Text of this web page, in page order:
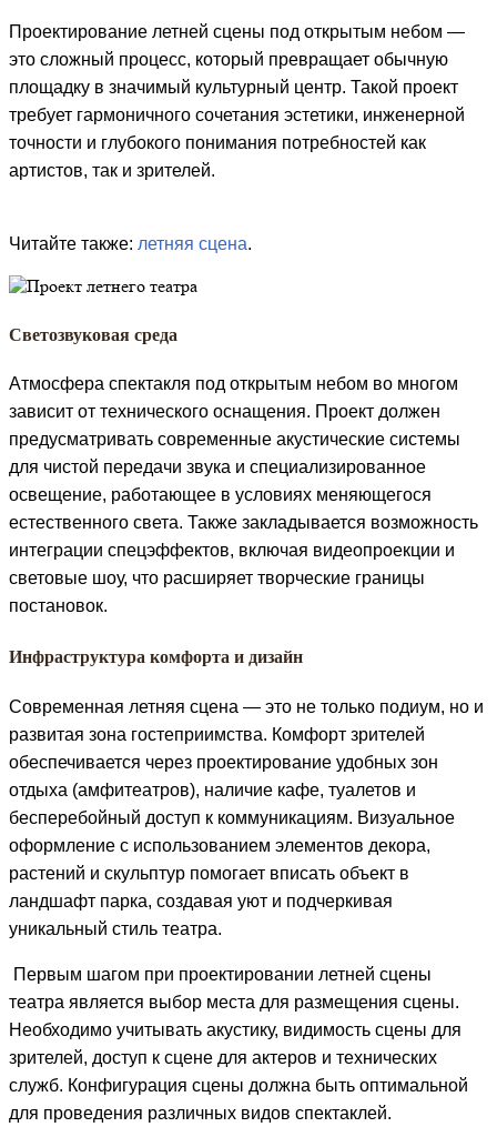
Проектирование летней сцены под открытым небом —
это сложный процесс, который превращает обычную
площадку в значимый культурный центр. Такой проект
требует гармоничного сочетания эстетики, инженерной
точности и глубокого понимания потребностей как
артистов, так и зрителей.
Читайте также: летняя сцена.
Светозвуковая среда
Атмосфера спектакля под открытым небом во многом
зависит от технического оснащения. Проект должен
предусматривать современные акустические системы
для чистой передачи звука и специализированное
освещение, работающее в условиях меняющегося
естественного света. Также закладывается возможность
интеграции спецэффектов, включая видеопроекции и
световые шоу, что расширяет творческие границы
постановок.
Инфраструктура комфорта и дизайн
Современная летняя сцена — это не только подиум, но и
развитая зона гостеприимства. Комфорт зрителей
обеспечивается через проектирование удобных зон
отдыха (амфитеатров), наличие кафе, туалетов и
бесперебойный доступ к коммуникациям. Визуальное
оформление с использованием элементов декора,
растений и скульптур помогает вписать объект в
ландшафт парка, создавая уют и подчеркивая
уникальный стиль театра.
Первым шагом при проектировании летней сцены
театра является выбор места для размещения сцены.
Необходимо учитывать акустику, видимость сцены для
зрителей, доступ к сцене для актеров и технических
служб. Конфигурация сцены должна быть оптимальной
для проведения различных видов спектаклей.